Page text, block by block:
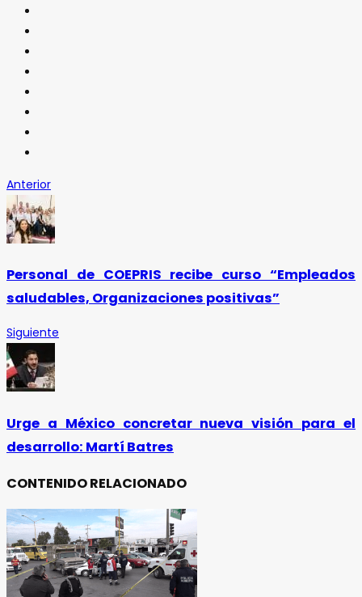
Anterior
Personal de COEPRIS recibe curso “Empleados
saludables, Organizaciones positivas”
Siguiente
Urge a México concretar nueva visión para el
desarrollo: Martí Batres
CONTENIDO RELACIONADO